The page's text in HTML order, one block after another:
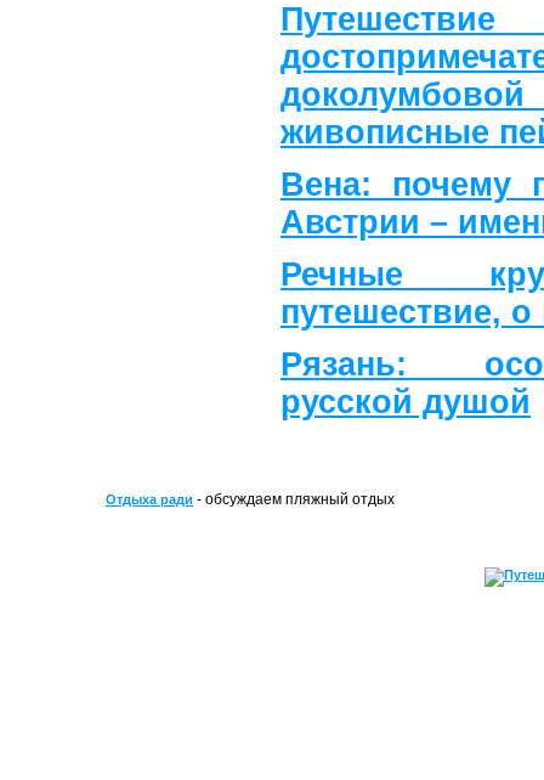
живописные
Вена: почему
Австрии –
Речные
путешествие,
Рязань:
русской душой
Отдыха ради - обсуждаем пляжный отдых